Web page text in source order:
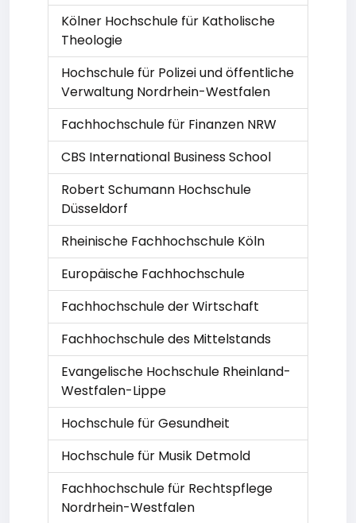
Kölner Hochschule für Katholische
Theologie
Hochschule für Polizei und öffentliche
Verwaltung Nordrhein-Westfalen
Fachhochschule für Finanzen NRW
CBS International Business School
Robert Schumann Hochschule
Düsseldorf
Rheinische Fachhochschule Köln
Europäische Fachhochschule
Fachhochschule der Wirtschaft
Fachhochschule des Mittelstands
Evangelische Hochschule Rheinland-
Westfalen-Lippe
Hochschule für Gesundheit
Hochschule für Musik Detmold
Fachhochschule für Rechtspflege
Nordrhein-Westfalen